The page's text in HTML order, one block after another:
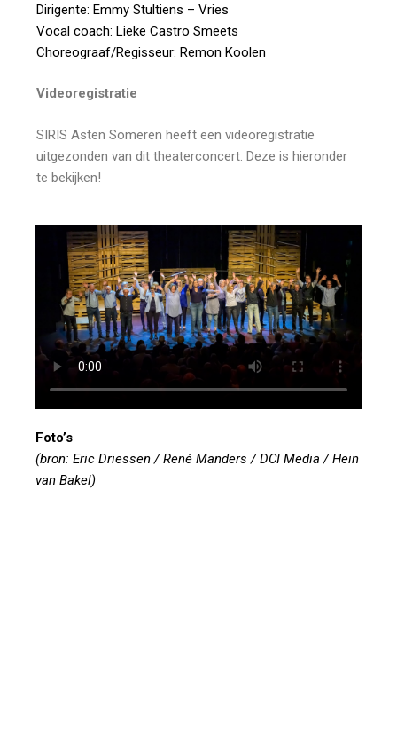
Dirigente: Emmy Stultiens – Vries
Vocal coach: Lieke Castro Smeets
Choreograaf/Regisseur: Remon Koolen
Videoregistratie
SIRIS Asten Someren heeft een videoregistratie
uitgezonden van dit theaterconcert. Deze is hieronder
te bekijken!
Foto’s
(bron: Eric Driessen / René Manders / DCI Media / Hein
van Bakel)